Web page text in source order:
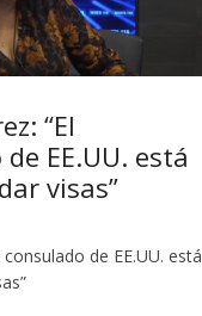
“El
EE.UU. está
visas”
consulado de EE.UU. está